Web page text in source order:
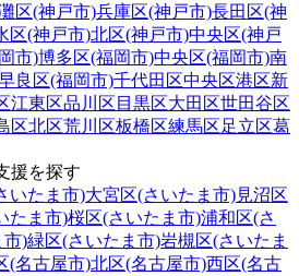
区(神戸市)兵庫区(神戸市)長田区(神
区(神戸市)北区(神戸市)中央区(神戸
市)博多区(福岡市)中央区(福岡市)南
良区(福岡市)千代田区中央区港区新
江東区品川区 目黒区大田区世田谷区
区北区荒川区板橋区練馬区足立区葛
援を探す
いたま市)大宮区(さいたま市)見沼区
たま市)桜区(さいたま市)浦和区(さ
市)緑区(さいたま市)岩槻区(さいたま
(名古屋市)北区(名古屋市)西区(名古